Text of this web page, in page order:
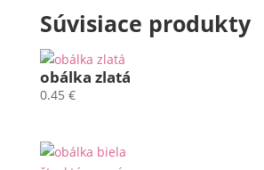
Súvisiace produkty
obálka zlatá
0.45 €